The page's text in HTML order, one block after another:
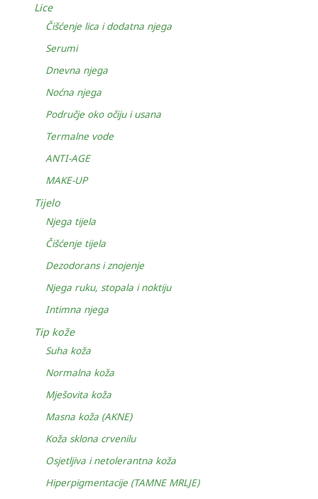
Lice
Čišćenje lica i dodatna njega
Serumi
Dnevna njega
Noćna njega
Područje oko očiju i usana
Termalne vode
ANTI-AGE
MAKE-UP
Tijelo
Njega tijela
Čišćenje tijela
Dezodorans i znojenje
Njega ruku, stopala i noktiju
Intimna njega
Tip kože
Suha koža
Normalna koža
Mješovita koža
Masna koža (AKNE)
Koža sklona crvenilu
Osjetljiva i netolerantna koža
Hiperpigmentacije (TAMNE MRLJE)